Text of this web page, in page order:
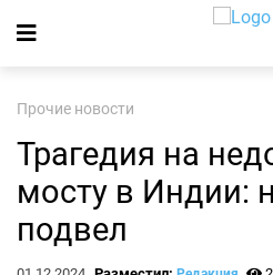
Прочие новости
Трагедия на
мосту в Индии:
подвел